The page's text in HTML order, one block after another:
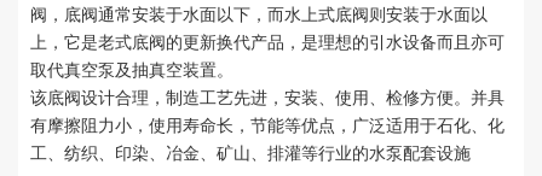
阀，底阀通常安装于水面以下，而水上式底阀则安装于水面以
上，它是老式底阀的更新换代产品，是理想的引水设备而且亦可
取代真空泵及抽真空装置。
该底阀设计合理，制造工艺先进，安装、使用、检修方便。并具
有摩擦阻力小，使用寿命长，节能等优点，广泛适用于石化、化
工、纺织、印染、冶金、矿山、排灌等行业的水泵配套设施